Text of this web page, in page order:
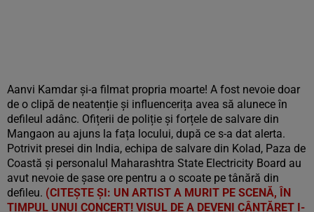
Aanvi Kamdar și-a filmat propria moarte! A fost nevoie doar
de o clipă de neatenție și influencerița avea să alunece în
defileul adânc. Ofițerii de poliție și forțele de salvare din
Mangaon au ajuns la fața locului, după ce s-a dat alerta.
Potrivit presei din India, echipa de salvare din Kolad, Paza de
Coastă și personalul Maharashtra State Electricity Board au
avut nevoie de șase ore pentru a o scoate pe tânără din
defileu. (CITEȘTE ȘI: UN ARTIST A MURIT PE SCENĂ, ÎN
TIMPUL UNUI CONCERT! VISUL DE A DEVENI CÂNTĂREȚ I-